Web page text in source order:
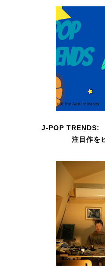
J-POP TRENDS:
注目作を